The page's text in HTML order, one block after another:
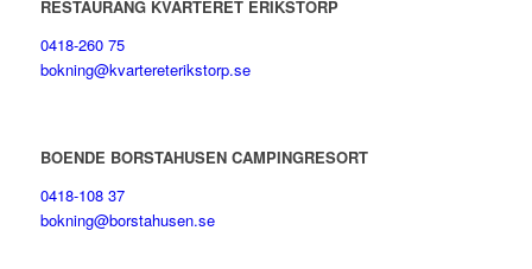
RESTAURANG KVARTERET ERIKSTORP
0418-260 75
bokning@kvartereterikstorp.se
BOENDE BORSTAHUSEN CAMPINGRESORT
0418-108 37
bokning@borstahusen.se